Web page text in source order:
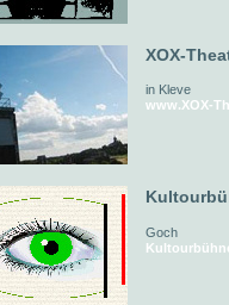
XOX-
in Kleve
www.XOX-
Goch